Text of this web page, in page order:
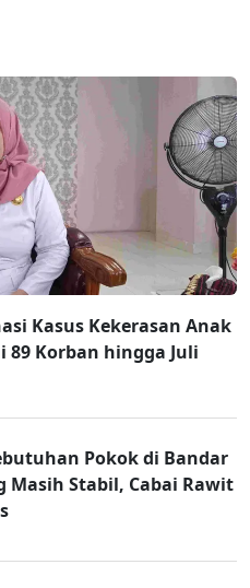
Kasus Kekerasan Anak
89 Korban hingga Juli
Pokok di Bandar
Masih Stabil, Cabai Rawit